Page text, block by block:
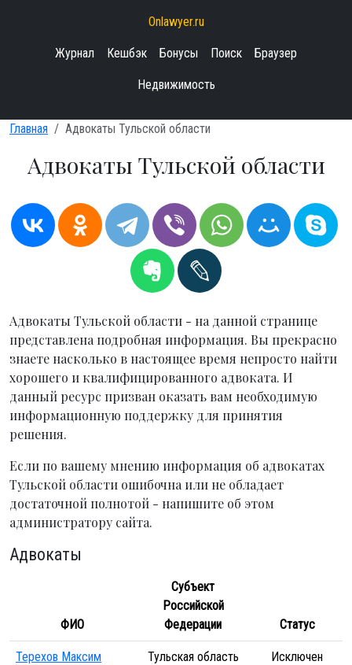
Onlawyer.ru
Журнал Кешбэк Бонусы Поиск Браузер
Недвижимость
Главная Адвокаты Тульской области
Адвокаты Тульской области
Адвокаты Тульской области - на данной странице
представлена подробная информация. Вы прекрасно
знаете насколько в настоящее время непросто найти
хорошего и квалифицированного адвоката. И
данный ресурс призван оказать вам необходимую
информационную поддержку для принятия
решения.
Если по вашему мнению информация об адвокатах
Тульской области ошибочна или не обладает
достаточной полнотой - напишите об этом
администратору сайта.
Адвокаты
ФИО
Субъект
Российской
Федерации
Статус
Терехов Максим
Тульская область Исключен